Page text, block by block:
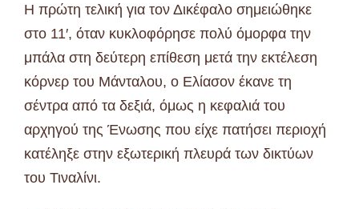
Η πρώτη τελική για τον Δικέφαλο σημειώθηκε
στο 11′, όταν κυκλοφόρησε πολύ όμορφα την
μπάλα στη δεύτερη επίθεση μετά την εκτέλεση
κόρνερ του Μάνταλου, ο Ελίασον έκανε τη
σέντρα από τα δεξιά, όμως η κεφαλιά του
αρχηγού της Ένωσης που είχε πατήσει περιοχή
κατέληξε στην εξωτερική πλευρά των δικτύων
του Τιναλίνι.